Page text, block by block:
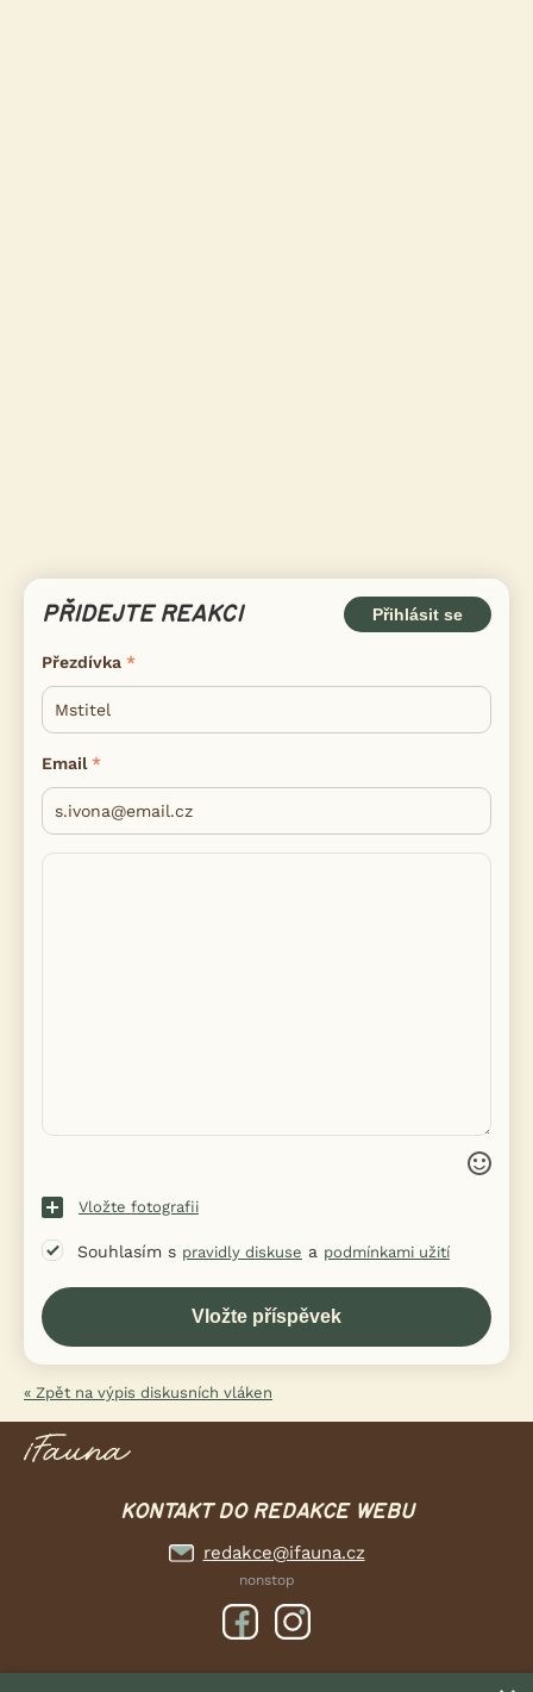
PŘIDEJTE REAKCI Přihlásit se
Přezdívka
Email
Vložte fotografii
Souhlasím s pravidly diskuse a podmínkami užití
« Zpět na výpis diskusních vláken
KONTAKT DO REDAKCE WEBU
redakce@ifauna.cz
nonstop